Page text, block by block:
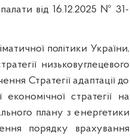
від 16.12.2025 № 31-
політики України,
низьковуглецевого
Стратегії адаптації до
стратегії на
плану з енергетики
порядку врахування